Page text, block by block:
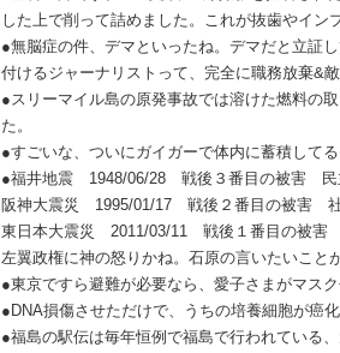
した上で削って詰めました。これが抜歯やイン
●無脳症の件、デマといったね。デマだと立
付けるジャーナリストって、完全に職務放棄&
●スリーマイル島の原発事故では溶けた燃料の
た。
●すごいな、ついにガイガーで体内に蓄積して
●福井地震 1948/06/28 戦後３番目の被害 民
阪神大震災 1995/01/17 戦後２番目の被害 社
東日本大震災 2011/03/11 戦後１番目の被害
左翼政権に神の怒りかね。石原の言いたいこと
●東京ですら避難が必要なら、愛子さまがマス
●DNA損傷させただけで、うちの培養細胞が癌
●福島の駅伝は毎年恒例で福島で行われている